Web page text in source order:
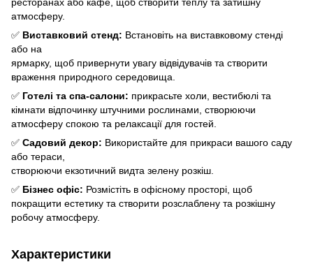
атмосферу.
✅ Виставковий стенд: Встановіть на виставковому стенді
або на
ярмарку, щоб привернути увагу відвідувачів та створити
враження природного середовища.
✅ Готелі та спа-салони: прикрасьте холи, вестибюлі та
кімнати відпочинку штучними рослинами, створюючи
атмосферу спокою та релаксації для гостей.
✅ Садовий декор: Використайте для прикраси вашого саду
або тераси,
створюючи екзотичний видта зелену розкіш.
✅ Бізнес офіс: Розмістіть в офісному просторі, щоб
покращити естетику та створити розслаблену та розкішну
робочу атмосферу.
Характеристики